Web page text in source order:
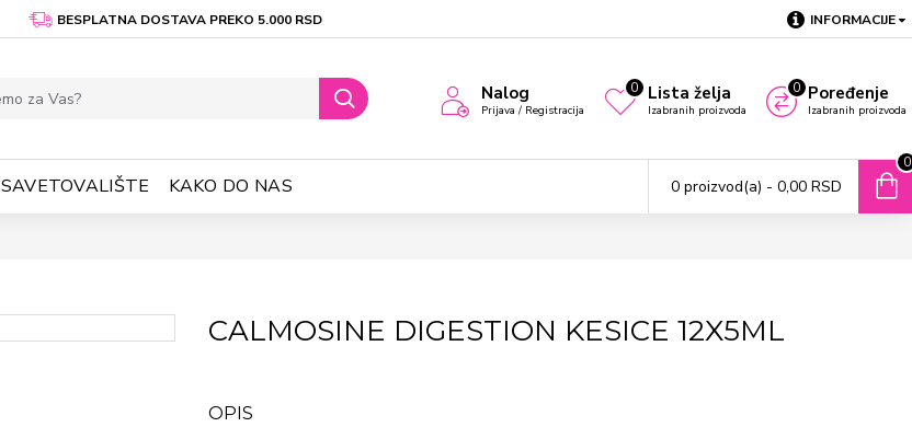
BESPLATNA DOSTAVA PREKO 5.000 RSD INFORMACIJE
Nalog
Prijava / Registracija
Lista želja
Izabranih proizvoda
0 Poređenje
Izabranih proizvoda
0
SAVETOVALIŠTE KAKO DO NAS 0 proizvod(a) - 0,00 RSD
0
CALMOSINE DIGESTION KESICE 12X5ML
OPIS